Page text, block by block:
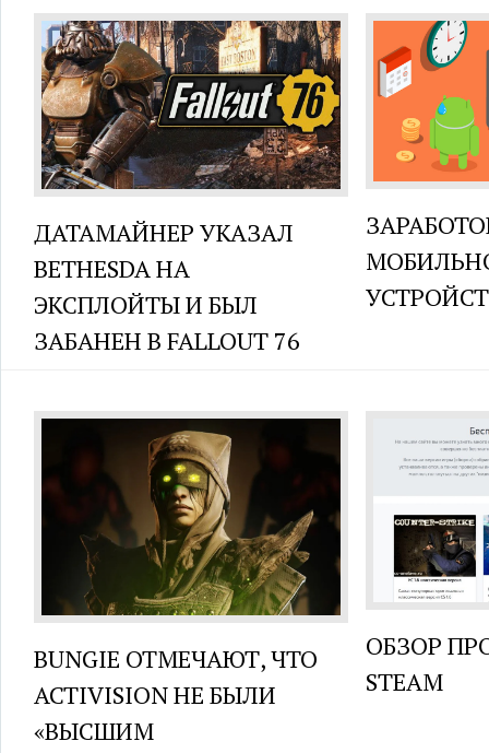
ДАТАМАЙНЕР УКАЗАЛ
BETHESDA НА
ЭКСПЛОЙТЫ И БЫЛ
ЗАБАНЕН В FALLOUT 76
BUNGIE ОТМЕЧАЮТ, ЧТО
ACTIVISION НЕ БЫЛИ
«ВЫСШИМ
ОБЗОР
STEAM